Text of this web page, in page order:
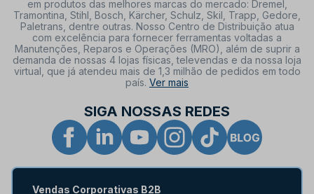
em produtos das melhores marcas do mercado: Dremel,
Tramontina, Stihl, Bosch, Kärcher, Schulz, Skil, Trapp, Gedore,
Paletrans, dentre outras. Nosso Centro de Distribuição atua
com excelência para fornecer ferramentas voltadas a
Manutenções, Reparos e Operações (MRO), além de suprir a
demanda de nossas 4 lojas físicas, televendas e da nossa loja
virtual, que já atendeu mais de 1,3 milhão de pedidos em todo
país. Ver mais
SIGA NOSSAS REDES
Vendas Corporativas B2B